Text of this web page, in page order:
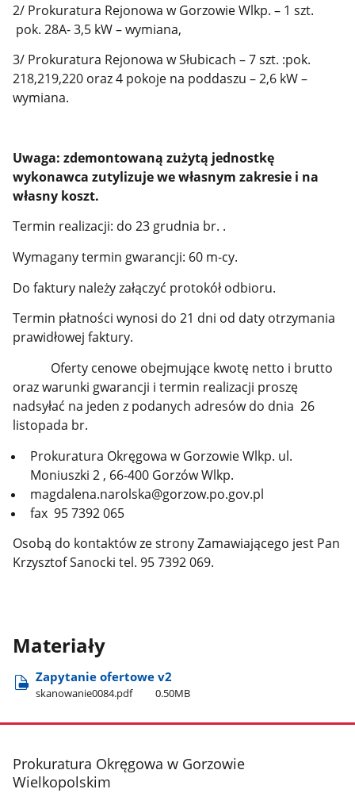
2/ Prokuratura Rejonowa w Gorzowie Wlkp. – 1 szt.
pok. 28A- 3,5 kW – wymiana,
3/ Prokuratura Rejonowa w Słubicach – 7 szt. :pok.
218,219,220 oraz 4 pokoje na poddaszu – 2,6 kW –
wymiana.
Uwaga: zdemontowaną zużytą jednostkę
wykonawca zutylizuje we własnym zakresie i na
własny koszt.
Termin realizacji: do 23 grudnia br. .
Wymagany termin gwarancji: 60 m-cy.
Do faktury należy załączyć protokół odbioru.
Termin płatności wynosi do 21 dni od daty otrzymania
prawidłowej faktury.
Oferty cenowe obejmujące kwotę netto i brutto
oraz warunki gwarancji i termin realizacji proszę
nadsyłać na jeden z podanych adresów do dnia 26
listopada br.
Prokuratura Okręgowa w Gorzowie Wlkp. ul.
Moniuszki 2 , 66-400 Gorzów Wlkp.
magdalena.narolska@gorzow.po.gov.pl
fax 95 7392 065
Osobą do kontaktów ze strony Zamawiającego jest Pan
Krzysztof Sanocki tel. 95 7392 069.
Materiały
Zapytanie ofertowe v2
skanowanie0084.pdf 0.50MB
stopka
Prokuratura Okręgowa w Gorzowie
Wielkopolskim